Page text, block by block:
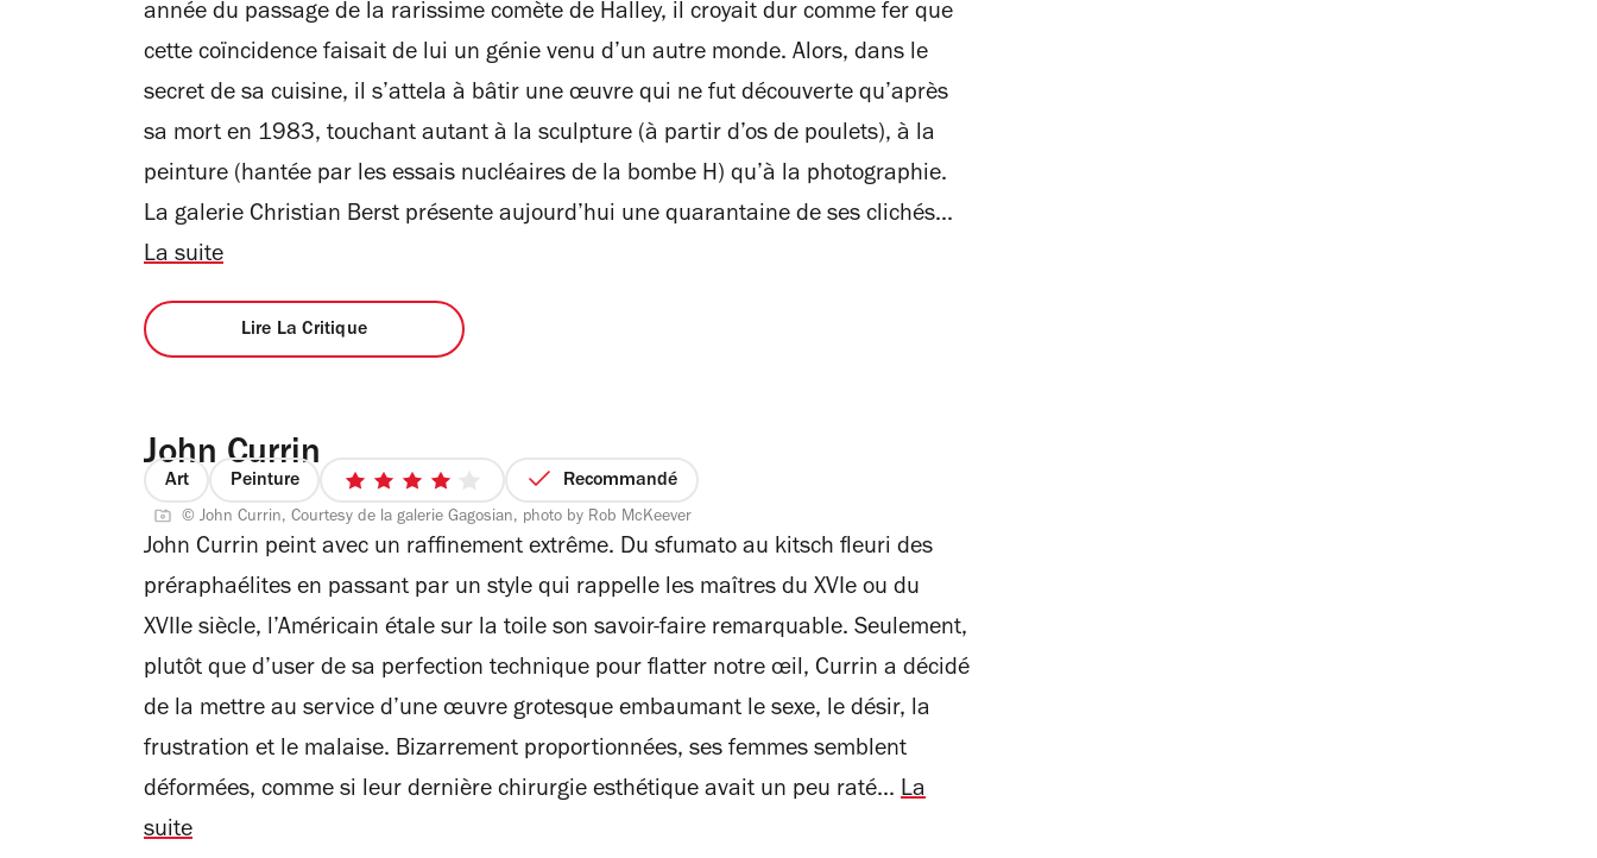
année du passage de la rarissime comète de Halley, il croyait dur comme fer que
cette coïncidence faisait de lui un génie venu d’un autre monde. Alors, dans le
secret de sa cuisine, il s’attela à bâtir une œuvre qui ne fut découverte qu’après
sa mort en 1983, touchant autant à la sculpture (à partir d’os de poulets), à la
peinture (hantée par les essais nucléaires de la bombe H) qu’à la photographie.
La galerie Christian Berst présente aujourd’hui une quarantaine de ses clichés...
La suite
Lire La Critique
John Currin
Art Peinture
4
sur
5
étoiles
Recommandé
© John Currin, Courtesy de la galerie Gagosian, photo by Rob McKeever
John Currin peint avec un raffinement extrême. Du sfumato au kitsch fleuri des
préraphaélites en passant par un style qui rappelle les maîtres du XVIe ou du
XVIIe siècle, l’Américain étale sur la toile son savoir-faire remarquable. Seulement,
plutôt que d’user de sa perfection technique pour flatter notre œil, Currin a décidé
de la mettre au service d’une œuvre grotesque embaumant le sexe, le désir, la
frustration et le malaise. Bizarrement proportionnées, ses femmes semblent
déformées, comme si leur dernière chirurgie esthétique avait un peu raté... La
suite